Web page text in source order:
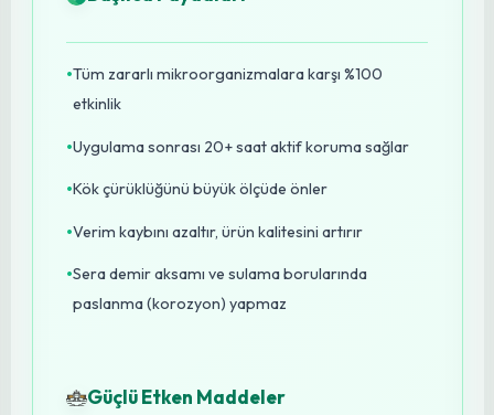
Uzman Tavsiyesi: HPA Plus
Koruması
yüzeylerinden bulaşan patojenlerdir (mantar,